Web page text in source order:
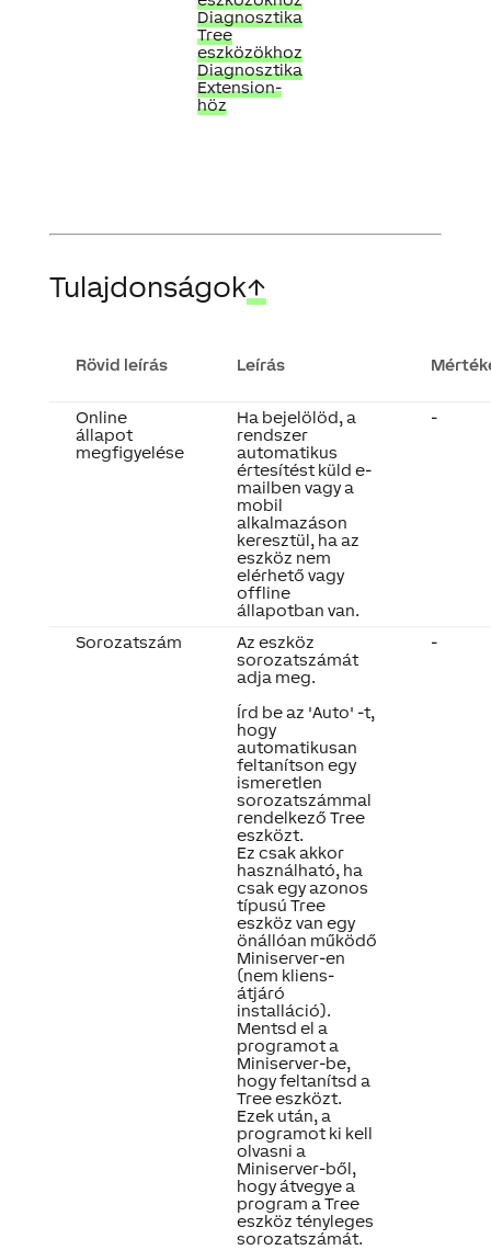
Diagnosztika
Tree
eszközökhoz
Diagnosztika
Extension-
höz
Tulajdonságok↑
Rövid leírás Leírás
Online
állapot
megfigyelése
Ha bejelölöd, a
rendszer
automatikus
értesítést küld e-
mailben vagy a
mobil
alkalmazáson
keresztül, ha az
eszköz nem
elérhető vagy
offline
állapotban van.
-
Sorozatszám
Az eszköz
sorozatszámát
adja meg.
Írd be az 'Auto' -t,
hogy
automatikusan
feltanítson egy
ismeretlen
sorozatszámmal
rendelkező Tree
eszközt.
Ez csak akkor
használható, ha
csak egy azonos
típusú Tree
eszköz van egy
önállóan működő
Miniserver-en
(nem kliens-
átjáró
installáció).
Mentsd el a
programot a
Miniserver-be,
hogy feltanítsd a
Tree eszközt.
Ezek után, a
programot ki kell
olvasni a
Miniserver-ből,
hogy átvegye a
program a Tree
eszköz tényleges
sorozatszámát.
-